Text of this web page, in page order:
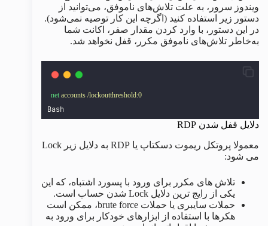
ویندوز سرور، به علت تلاش‌های ناموفق، می‌توانید از
دستور زیر استفاده کنید (اگرچه این کار توصیه نمی‌شود).
در این دستور، با وارد کردن مقدار صفر، اکانت شما
به‌خاطر تلاش‌های ناموفق مکرر، قفل نخواهد شد.
net accounts /lockoutthreshold:0
Bash
دلایل قفل شدن RDP
معمولا پروتکل ریموت دسکتاپ یا RDP به دلایل زیر Lock
می شود:
تلاش های مکرر برای ورود با پسورد اشتباه، که این
یکی از رایج ترین دلایل Lock شدن حساب است.
حملات سایبری یا حملات brute force، ممکن است
هکرها با استفاده از ابزارهای خودکار برای ورود به